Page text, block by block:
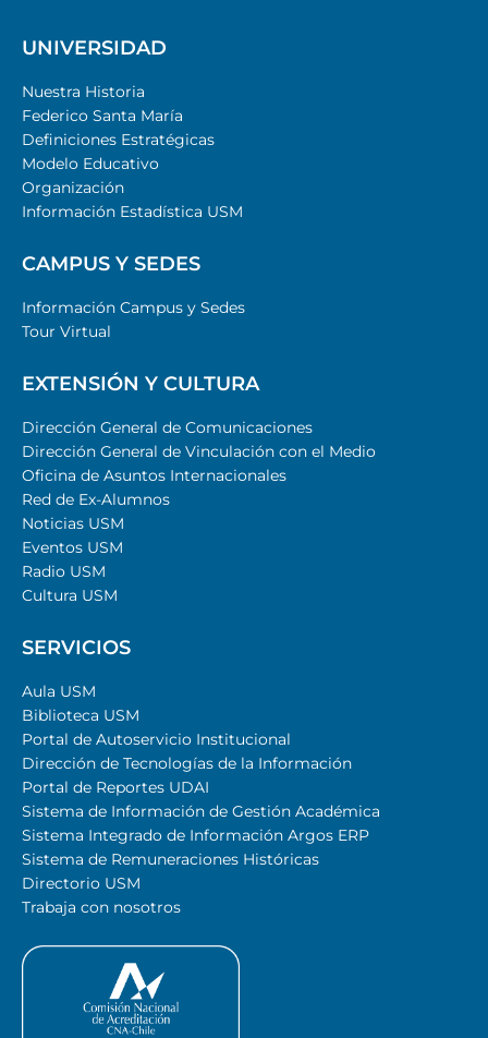
UNIVERSIDAD
Nuestra Historia
Federico Santa María
Definiciones Estratégicas
Modelo Educativo
Organización
Información Estadística USM
CAMPUS Y SEDES
Información Campus y Sedes
Tour Virtual
EXTENSIÓN Y CULTURA
Dirección General de Comunicaciones
Dirección General de Vinculación con el Medio
Oficina de Asuntos Internacionales
Red de Ex-Alumnos
Noticias USM
Eventos USM
Radio USM
Cultura USM
SERVICIOS
Aula USM
Biblioteca USM
Portal de Autoservicio Institucional
Dirección de Tecnologías de la Información
Portal de Reportes UDAI
Sistema de Información de Gestión Académica
Sistema Integrado de Información Argos ERP
Sistema de Remuneraciones Históricas
Directorio USM
Trabaja con nosotros